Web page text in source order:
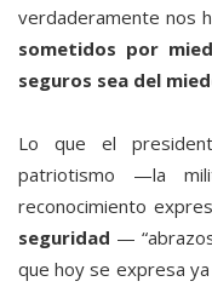
verdaderamente nos
sometidos por
seguros sea del
Lo que el
patriotismo —la
reconocimiento
seguridad —
que hoy se expresa